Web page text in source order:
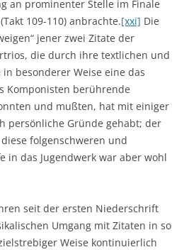
an prominenter Stelle im Finale
109-110) anbrachte.[xxi] Die
jener zwei Zitate der
die durch ihre textlichen und
besonderer Weise eine das
Komponisten berührende
und mußten, hat mit einiger
persönliche Gründe gehabt; der
folgenschweren und
in das Jugendwerk war aber wohl
seit der ersten Niederschrift
Umgang mit Zitaten in so
Weise kontinuierlich